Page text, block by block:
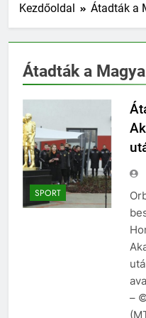
Kezdőoldal Átadták a
Átadták a
SPORT
–